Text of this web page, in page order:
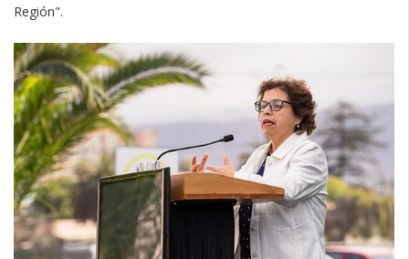
Región".